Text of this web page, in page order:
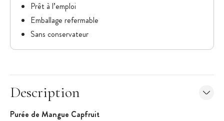
Prêt à l’emploi
Emballage refermable
Sans conservateur
Description
Purée de Mangue Capfruit